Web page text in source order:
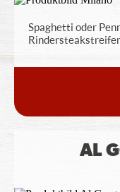
Spaghetti oder
AL